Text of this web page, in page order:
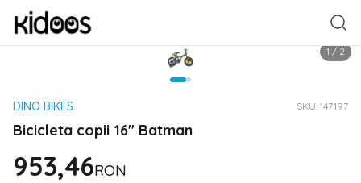
1 / 2
DINO BIKES SKU: 147197
Bicicleta copii 16" Batman
953,46RON